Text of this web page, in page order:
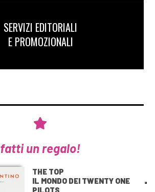
SERVIZI EDITORIALI
E PROMOZIONALI
fatti un regalo!
THE TOP
IL MONDO DEI TWENTY ONE
PILOTS